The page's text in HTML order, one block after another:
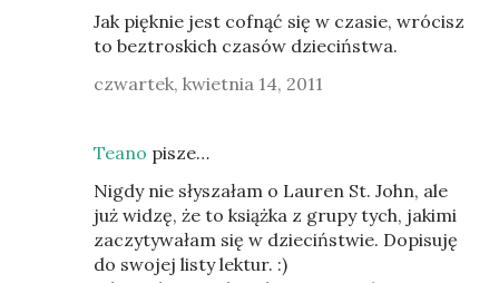
Jak pięknie jest cofnąć się w czasie, wrócisz
to beztroskich czasów dzieciństwa.
czwartek, kwietnia 14, 2011
Teano pisze…
Nigdy nie słyszałam o Lauren St. John, ale
już widzę, że to książka z grupy tych, jakimi
zaczytywałam się w dzieciństwie. Dopisuję
do swojej listy lektur. :)